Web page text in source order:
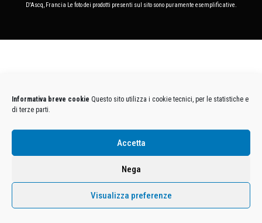
Informativa breve cookie Questo sito utilizza i cookie tecnici, per le statistiche e
di terze parti.
Accetta
Nega
Visualizza preferenze
D'Ascq, Francia Le foto dei prodotti presenti sul sito sono puramente esemplificative.